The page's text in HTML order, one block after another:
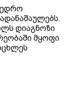
დიაგნოზი
მყოფი